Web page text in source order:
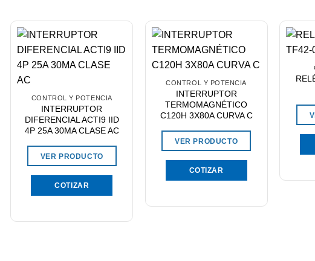
CONTROL Y POTENCIA
INTERRUPTOR
DIFERENCIAL ACTI9 IID
4P 25A 30MA CLASE AC
VER PRODUCTO
COTIZAR
CONTROL Y POTENCIA
INTERRUPTOR
TERMOMAGNÉTICO
C120H 3X80A CURVA C
VER PRODUCTO
COTIZAR